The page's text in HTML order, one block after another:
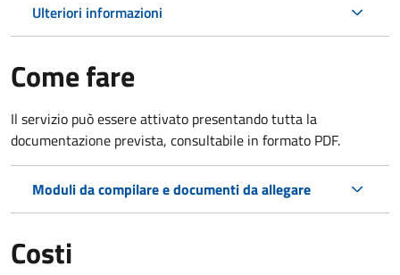
Ulteriori informazioni
Come fare
Il servizio può essere attivato presentando tutta la
documentazione prevista, consultabile in formato PDF.
Moduli da compilare e documenti da allegare
Costi